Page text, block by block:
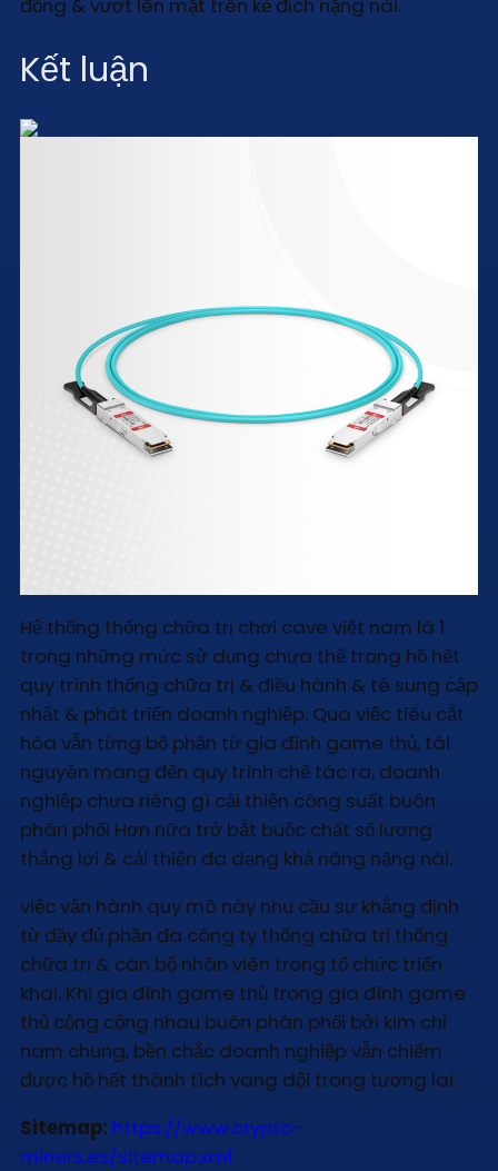
đồng & vượt lên mặt trên kẻ địch nặng nài.
Kết luận
Hệ thống thống chữa trị chơi cave việt nam là 1
trong những mức sử dụng chưa thể trong hồ hết
quy trình thống chữa trị & điều hành & té sung cập
nhật & phát triển doanh nghiệp. Qua việc tiêu cắt
hóa vẫn từng bộ phận từ gia đình game thủ, tài
nguyên mang đến quy trình chế tác ra, doanh
nghiệp chưa riêng gì cải thiện công suất buôn
phân phối Hơn nữa trở bắt buộc chất số lượng
thắng lợi & cải thiện đa dạng khả năng nặng nài.
việc vận hành quy mô này nhu cầu sự khẳng định
từ đầy đủ phần đa công ty thống chữa trị thống
chữa trị & cán bộ nhân viên trong tổ chức triển
khai. Khi gia đình game thủ trong gia đình game
thủ cộng cộng nhau buôn phân phối bởi kim chỉ
nam chung, bền chắc doanh nghiệp vẫn chiếm
được hồ hết thành tích vang dội trong tương lai.
Sitemap: https://www.crypto-
miners.es/sitemap.xml